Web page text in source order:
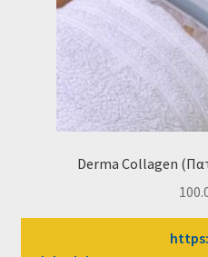
Derma Collagen